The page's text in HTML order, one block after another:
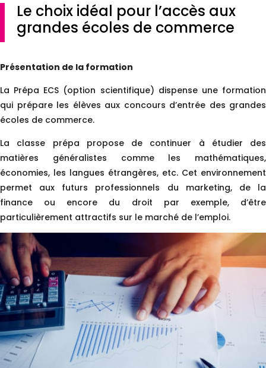
Le choix idéal pour l’accès aux
grandes écoles de commerce
Présentation de la formation
La Prépa ECS (option scientifique) dispense une formation
qui prépare les élèves aux concours d’entrée des grandes
écoles de commerce.
La classe prépa propose de continuer à étudier des
matières généralistes comme les mathématiques,
économies, les langues étrangères, etc. Cet environnement
permet aux futurs professionnels du marketing, de la
finance ou encore du droit par exemple, d’être
particulièrement attractifs sur le marché de l’emploi.